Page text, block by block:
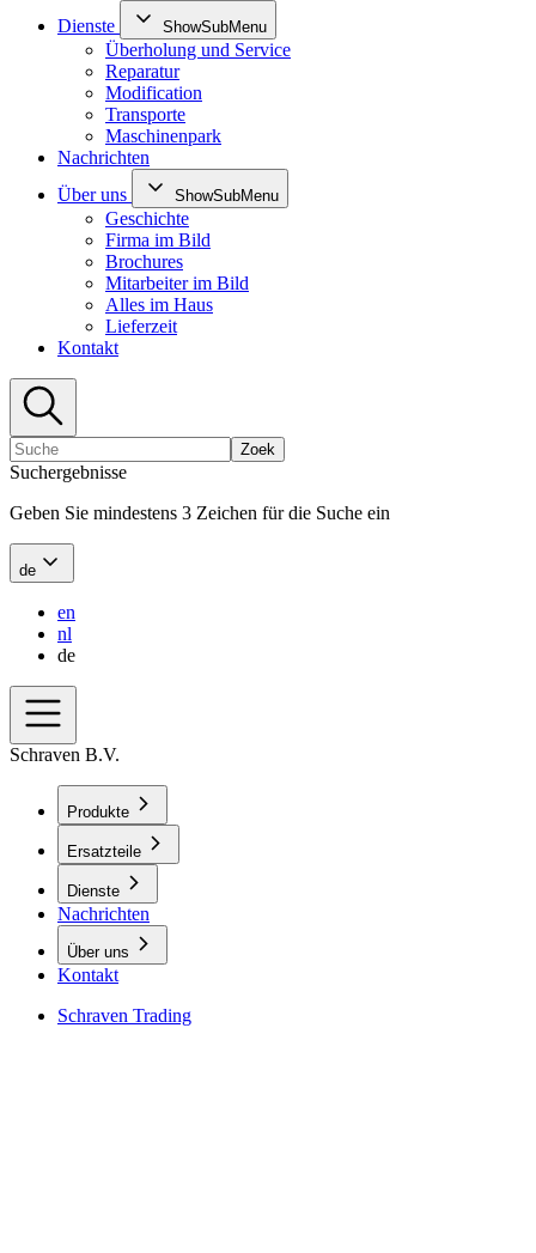
Dienste
ShowSubMenu
Überholung und Service
Reparatur
Modification
Transporte
Maschinenpark
Nachrichten
Über uns
ShowSubMenu
Geschichte
Firma im Bild
Brochures
Mitarbeiter im Bild
Alles im Haus
Lieferzeit
Kontakt
Zoek
Suchergebnisse
Geben Sie mindestens 3 Zeichen für die Suche ein
de
en
nl
de
Schraven B.V.
Produkte
Ersatzteile
Dienste
Nachrichten
Über uns
Kontakt
Schraven Trading